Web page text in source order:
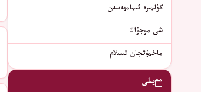
گۈلمىرە ئىمامھەسەن
شى موجۇاڭ
ماخمۇتجان ئىسلام
يىلى